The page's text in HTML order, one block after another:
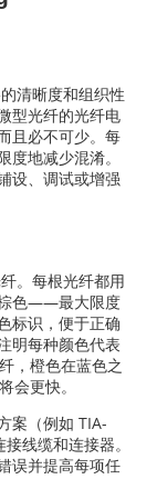
清晰度和组织性
型光纤的光纤电
且必不可少。每
地减少混淆。
设、调试或增强
。每根光纤都用
色——最大限度
标识，便于正确
明每种颜色代表
，橙色在蓝色之
会更快。
案（例如 TIA-
线缆和连接器。
误并提高每项任